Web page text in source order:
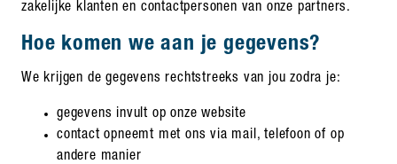
zakelijke klanten en contactpersonen van onze partners.
Hoe komen we aan je gegevens?
We krijgen de gegevens rechtstreeks van jou zodra je:
gegevens invult op onze website
contact opneemt met ons via mail, telefoon of op
andere manier